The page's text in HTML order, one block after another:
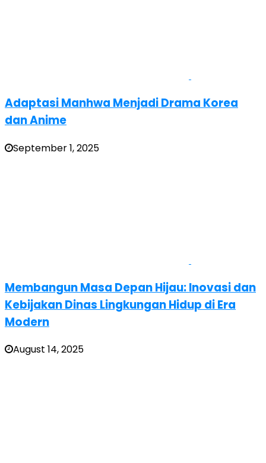
Adaptasi Manhwa Menjadi Drama Korea
dan Anime
September 1, 2025
Membangun Masa Depan Hijau: Inovasi dan
Kebijakan Dinas Lingkungan Hidup di Era
Modern
August 14, 2025